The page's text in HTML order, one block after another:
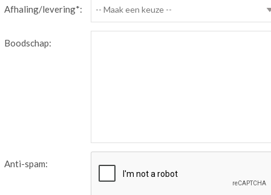
Afhaling/levering*: -- Maak een keuze --
Boodschap:
Anti-spam: